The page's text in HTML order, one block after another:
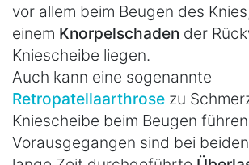
vor allem beim Beugen des
einem Knorpelschaden der
Kniescheibe liegen.
Auch kann eine sogenannte
Retropatellaarthrose zu
Kniescheibe beim Beugen
Vorausgegangen sind bei